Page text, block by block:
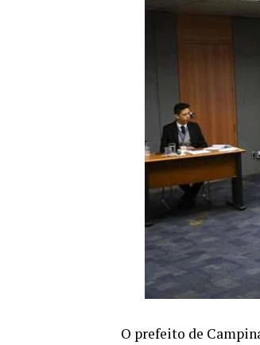
O prefeito de